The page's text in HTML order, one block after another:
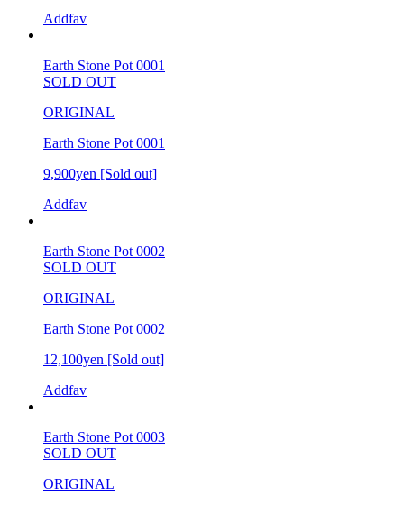
Addfav
Earth Stone Pot 0001
SOLD OUT
ORIGINAL
Earth Stone Pot 0001
9,900yen [Sold out]
Addfav
Earth Stone Pot 0002
SOLD OUT
ORIGINAL
Earth Stone Pot 0002
12,100yen [Sold out]
Addfav
Earth Stone Pot 0003
SOLD OUT
ORIGINAL